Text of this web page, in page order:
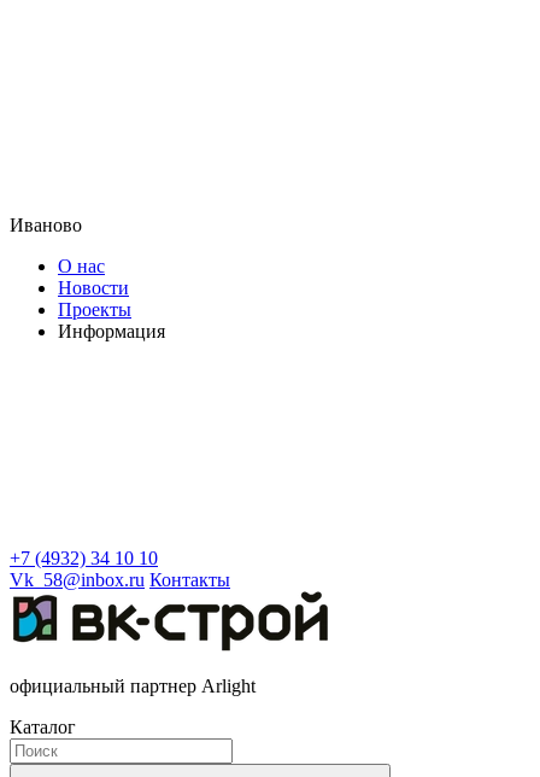
Иваново
О нас
Новости
Проекты
Информация
+7 (4932) 34 10 10
Vk_58@inbox.ru Контакты
официальный партнер Arlight
Каталог